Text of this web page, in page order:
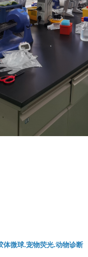
体微球.宠物荧光.动物诊断